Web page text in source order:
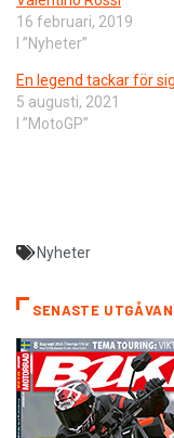
16 februari, 2019
I ”Nyheter”
En legend tackar för
5 augusti, 2021
I ”MotoGP”
Nyheter
SENASTE UTGÅVAN